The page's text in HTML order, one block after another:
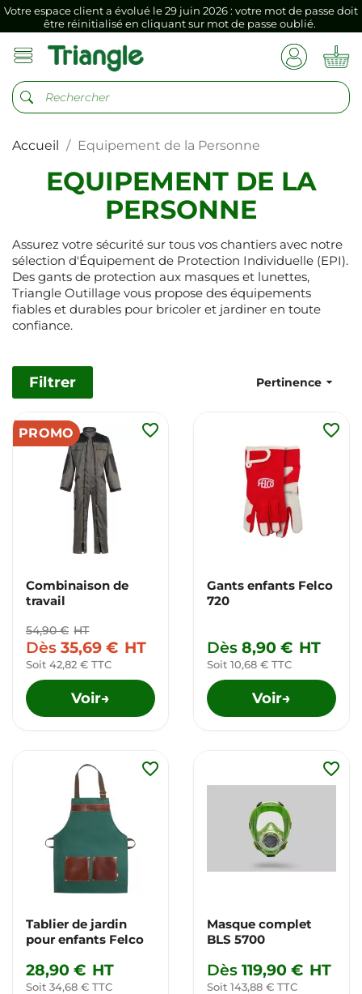
Votre espace client a évolué le 29 juin 2026 : votre mot de passe doit
être réinitialisé en cliquant sur mot de passe oublié.
Si vous aviez mémorisé votre précédent mot de passe dans votre
navigateur internet, il doit être réenregistré à la première connexion
Votre espace client a évolué le 29 juin 2026 : votre mot de passe doit
être réinitialisé en cliquant sur mot de passe oublié.
Si vous aviez mémorisé votre précédent mot de passe dans votre
vers votre nouvel espace client.
Accueil Equipement de la Personne
EQUIPEMENT DE LA
PERSONNE
Assurez votre sécurité sur tous vos chantiers avec notre
sélection d'Équipement de Protection Individuelle (EPI).
Des gants de protection aux masques et lunettes,
Triangle Outillage vous propose des équipements
fiables et durables pour bricoler et jardiner en toute
confiance.
Filtrer Pertinence
PROMO
Combinaison de
travail
54,90 € HT
Dès 35,69 € HT
Soit 42,82 € TTC
Voir→
favorite_border
Gants enfants Felco
720
Dès 8,90 € HT
Soit 10,68 € TTC
Voir→
favorite_border
Tablier de jardin
pour enfants Felco
28,90 € HT
Soit 34,68 € TTC
favorite_border
Masque complet
BLS 5700
Dès 119,90 € HT
Soit 143,88 € TTC
favorite_border